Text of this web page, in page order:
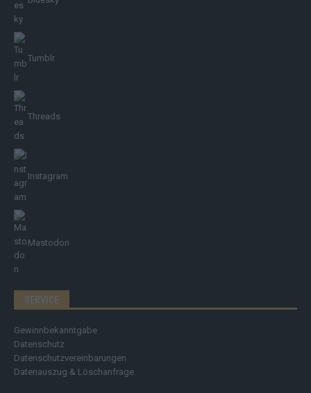
Tumblr
Threads
Instagram
Mastodon
SERVICE
Gewinnbekanntgabe
Datenschutz
Datenschutzvereinbarungen
Datenauszug & Löschanfrage